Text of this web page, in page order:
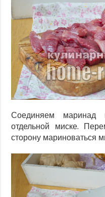
Соединяем маринад
отдельной миске.
сторону мариноваться